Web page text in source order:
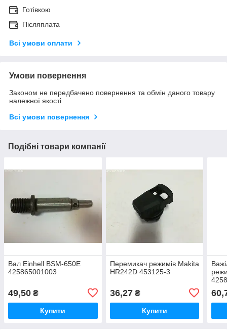
Готівкою
Післяплата
Всі умови оплати
Умови повернення
Законом не передбачено повернення та обмін даного товару
належної якості
Всі умови повернення
Подібні товари компанії
Вал Einhell BSM-650E
425865001003
49,50 ₴
Купити
Перемикач режимів Makita
HR242D 453125-3
36,27₴
Купити